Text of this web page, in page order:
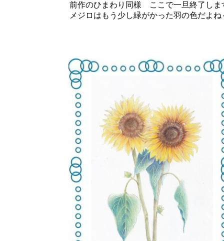
前作のひまわり同様 ここで一旦終了しま
メジロはもう少し緑がかった羽の色だよね